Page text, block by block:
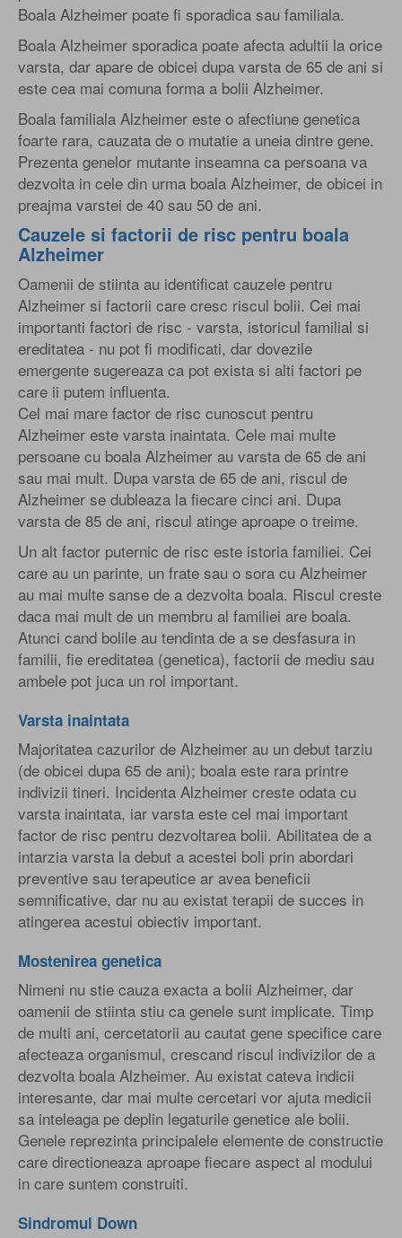
Boala Alzheimer poate fi sporadica sau familiala.
Boala Alzheimer sporadica poate afecta adultii la orice
varsta, dar apare de obicei dupa varsta de 65 de ani si
este cea mai comuna forma a bolii Alzheimer.
Boala familiala Alzheimer este o afectiune genetica
foarte rara, cauzata de o mutatie a uneia dintre gene.
Prezenta genelor mutante inseamna ca persoana va
dezvolta in cele din urma boala Alzheimer, de obicei in
preajma varstei de 40 sau 50 de ani.
Cauzele si factorii de risc pentru boala
Alzheimer
Oamenii de stiinta au identificat cauzele pentru
Alzheimer si factorii care cresc riscul bolii. Cei mai
importanti factori de risc - varsta, istoricul familial si
ereditatea - nu pot fi modificati, dar dovezile
emergente sugereaza ca pot exista si alti factori pe
care ii putem influenta.
Cel mai mare factor de risc cunoscut pentru
Alzheimer este varsta inaintata. Cele mai multe
persoane cu boala Alzheimer au varsta de 65 de ani
sau mai mult. Dupa varsta de 65 de ani, riscul de
Alzheimer se dubleaza la fiecare cinci ani. Dupa
varsta de 85 de ani, riscul atinge aproape o treime.
Un alt factor puternic de risc este istoria familiei. Cei
care au un parinte, un frate sau o sora cu Alzheimer
au mai multe sanse de a dezvolta boala. Riscul creste
daca mai mult de un membru al familiei are boala.
Atunci cand bolile au tendinta de a se desfasura in
familii, fie ereditatea (genetica), factorii de mediu sau
ambele pot juca un rol important.
Varsta inaintata
Majoritatea cazurilor de Alzheimer au un debut tarziu
(de obicei dupa 65 de ani); boala este rara printre
indivizii tineri. Incidenta Alzheimer creste odata cu
varsta inaintata, iar varsta este cel mai important
factor de risc pentru dezvoltarea bolii. Abilitatea de a
intarzia varsta la debut a acestei boli prin abordari
preventive sau terapeutice ar avea beneficii
semnificative, dar nu au existat terapii de succes in
atingerea acestui obiectiv important.
Mostenirea genetica
Nimeni nu stie cauza exacta a bolii Alzheimer, dar
oamenii de stiinta stiu ca genele sunt implicate. Timp
de multi ani, cercetatorii au cautat gene specifice care
afecteaza organismul, crescand riscul indivizilor de a
dezvolta boala Alzheimer. Au existat cateva indicii
interesante, dar mai multe cercetari vor ajuta medicii
sa inteleaga pe deplin legaturile genetice ale bolii.
Genele reprezinta principalele elemente de constructie
care directioneaza aproape fiecare aspect al modului
in care suntem construiti.
Sindromul Down